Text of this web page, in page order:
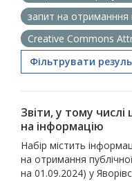
запит на отриманння
Creative Commons
Фільтрувати
Звіти, у тому
на інформацію
Набір містить
на отримання
на 01.09.2024) у